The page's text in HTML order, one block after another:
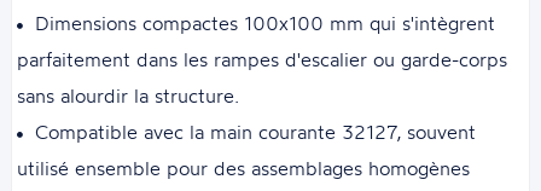
Dimensions compactes 100x100 mm qui s'intègrent
parfaitement dans les rampes d'escalier ou garde-corps
sans alourdir la structure.
Compatible avec la main courante 32127, souvent
utilisé ensemble pour des assemblages homogènes